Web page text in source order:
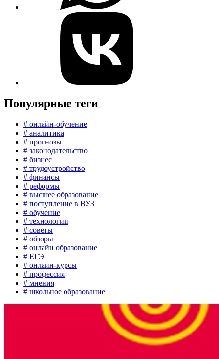
Популярные теги
# онлайн-обучение
# аналитика
# прогнозы
# законодательство
# бизнес
# трудоустройство
# финансы
# реформы
# высшее образование
# поступление в ВУЗ
# обучение
# технологии
# советы
# обзоры
# онлайн образование
# ЕГЭ
# онлайн-курсы
# профессия
# мнения
# школьное образование